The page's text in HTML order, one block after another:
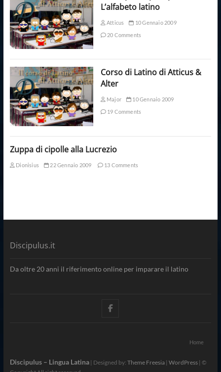
L’alfabeto latino
Atticus
10 Gennaio 2009
20 Comments
Corso di Latino di Atticus &
Alter
Major
10 Gennaio 2009
19 Comments
Zuppa di cipolle alla Lucrezio
Dionisius 22 Gennaio 2009 13 Comments
Discipulus.it
Da oltre 20 anni il riferimento online per imparare il latino
facebook
Home
Discipulus – Lingua Latina| Designed by: Theme Freesia| WordPress| ©